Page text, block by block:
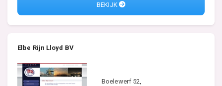
BEKIJK
Elbe Rijn Lloyd BV
Boelewerf 52,